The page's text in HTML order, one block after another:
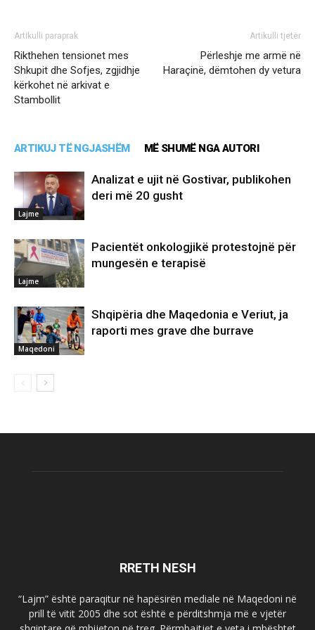
Artikulli paraprak
Rikthehen tensionet mes
Shkupit dhe Sofjes, zgjidhje
kërkohet në arkivat e
Stambollit
Artikulli tjetër
Përleshje me armë në
Haraçinë, dëmtohen dy vetura
ARTIKUJ TË NGJASHËM MË SHUMË NGA AUTORI
Lajme
Analizat e ujit në Gostivar, publikohen
deri më 20 gusht
Lajme
Pacientët onkologjikë protestojnë për
mungesën e terapisë
Maqedoni
Shqipëria dhe Maqedonia e Veriut, ja
raporti mes grave dhe burrave
RRETH NESH
“Lajm” është paraqitur në hapësirën mediale në Maqedoni në
prill të vitit 2005 dhe sot është e përditshmja më e vjetër